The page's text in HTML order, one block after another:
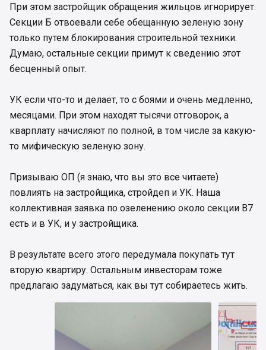
При этом застройщик обращения жильцов игнорирует.
Секции Б отвоевали себе обещанную зеленую зону
только путем блокирования строительной техники.
Думаю, остальные секции примут к сведению этот
бесценный опыт.
УК если что-то и делает, то с боями и очень медленно,
месяцами. При этом находят тысячи отговорок, а
кварплату начисляют по полной, в том числе за какую-
то мифическую зеленую зону.
Призываю ОП (я знаю, что вы это все читаете)
повлиять на застройщика, стройдеп и УК. Наша
коллективная заявка по озеленению около секции В7
есть и в УК, и у застройщика.
В результате всего этого передумала покупать тут
вторую квартиру. Остальным инвесторам тоже
предлагаю задуматься, как вы тут собираетесь жить.